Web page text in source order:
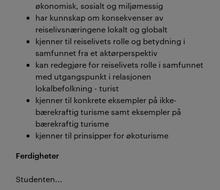
økonomisk, sosialt og miljømessig
har kunnskap om konsekvenser av
reiselivsnæringene lokalt og globalt
kjenner til reiselivets rolle og betydning i
samfunnet fra et aktørperspektiv
kan redegjøre for reiselivets rolle i samfunnet
med utgangspunkt i relasjonen
lokalbefolkning - turist
kjenner til konkrete eksempler på ikke-
bærekraftig turisme samt eksempler på
bærekraftig turisme
kjenner til prinsipper for økoturisme
Ferdigheter
Studenten...